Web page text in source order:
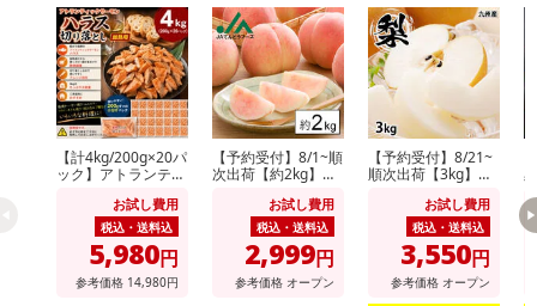
にご納得いただきましたうえでお申し込みください。
※パッケージ変更や商品リニューアル（成分など含む）等により、
参考の掲載画像や画像内のバーコードなど、お届け商品と多少異な
る場合がございます。
また、[新たな加工食品の原料原産地表示制度]の経過措置期間の終
了により、商品詳細内に記載の原産国・原材料の表記が旧表記の場
合がございます。
あらかじめご了承いただいた上でお申込みください。なお、本理由
によるお申込み後のキャンセル・返品交換は対応いたしかねます。
【お支払いについて】
【計4kg/200g×20パ
ック】アトランティ
切り落としお試し費用
税込・送料込
5,980円
参考価格 14,980円
【予約受付】8/1~順
次出荷【約2kg】山
玉数おまかせ)※ご家
お試し費用
税込・送料込
2,999円
参考価格 オープン
【予約受付】8/21~
順次出荷【3kg】九
種おまかせ》(ご家
お試し費用
税込・送料込
3,550円
参考価格 オープン